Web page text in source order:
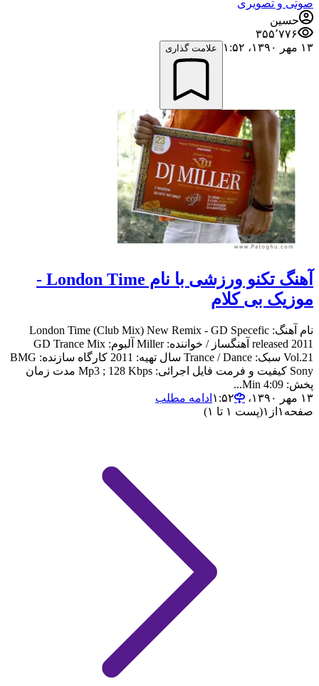
صوتی و تصویری
حسین
۳۵۵٬۷۷۶
۱۳ مهر ۱۳۹۰،‏ ۱:۵۲
علامت گذاری
آهنگ تکنو ورزشی با نام London Time -
موزیک بی کلام
نام آهنگ: London Time (Club Mix) New Remix - GD Specefic
released 2011 آهنگساز / خواننده: Miller آلبوم: GD Trance Mix
Vol.21 سبک: Trance / Dance سال تهیه: 2011 کارگاه سازنده: BMG
Sony کیفیت و فرمت فایل اجرائی: Mp3 ; 128 Kbps مدت زمان
پخش: 4:09 Min...
۱۳ مهر ۱۳۹۰،‏ ۱:۵۲
ادامه مطلب
صفحه ۱ از ۱(پست ۱ تا ۱)